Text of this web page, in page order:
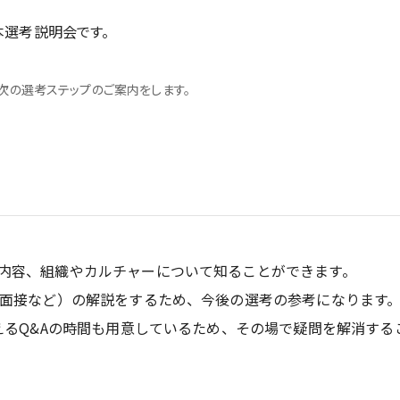
考説明会です。
選考ステップのご案内をします。
、組織やカルチャーについて知ることができます。
接など）の解説をするため、今後の選考の参考になります
Q&Aの時間も用意しているため、その場で疑問を解消する